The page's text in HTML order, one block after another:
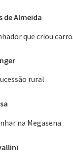
de Almeida
que criou
rural
na Megasena